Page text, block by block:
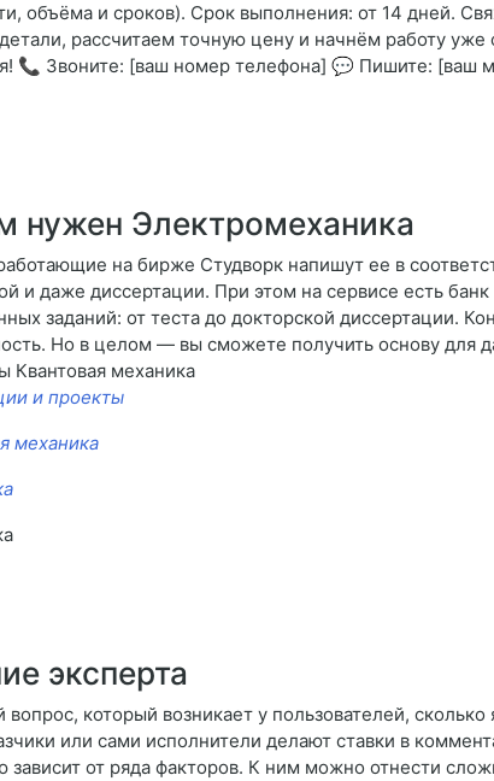
объёма и сроков). Срок выполнения: от 14 дней.
рассчитаем точную цену и начнём работу уже
📞 Звоните: [ваш номер телефона] 💬 Пишите: [ваш
нужен Электромеханика
на бирже Студворк напишут ее в
и даже диссертации. При этом на сервисе есть
заданий: от теста до докторской диссертации.
Но в целом — вы сможете получить основу для
Квантовая механика
и проекты
механика
эксперта
вопрос, который возникает у пользователей,
или сами исполнители делают ставки в
зависит от ряда факторов. К ним можно отнести